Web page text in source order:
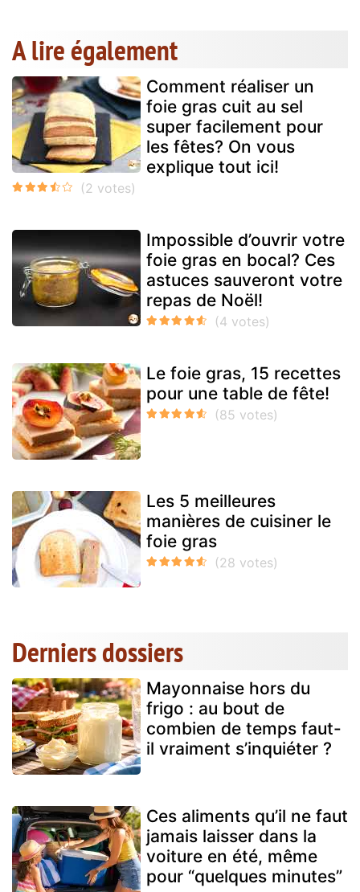
A lire également
Comment réaliser un
foie gras cuit au sel
super facilement pour
les fêtes? On vous
explique tout ici!
Impossible d’ouvrir votre
foie gras en bocal? Ces
astuces sauveront votre
repas de Noël!
Le foie gras, 15 recettes
pour une table de fête!
Les 5 meilleures
manières de cuisiner le
foie gras
Derniers dossiers
Mayonnaise hors du
frigo : au bout de
combien de temps faut-
il vraiment s’inquiéter ?
Ces aliments qu’il ne faut
jamais laisser dans la
voiture en été, même
pour “quelques minutes”